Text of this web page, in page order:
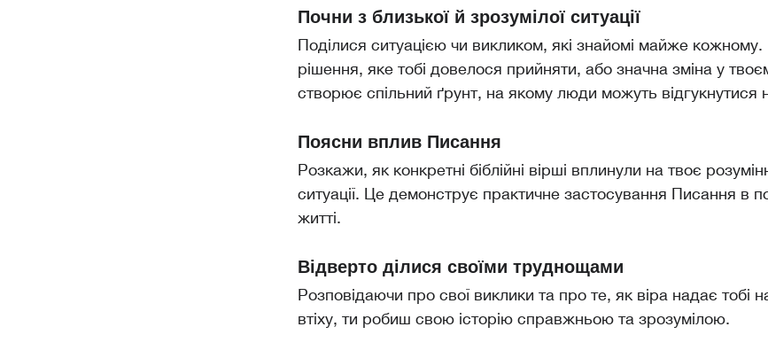
Почни з близької й зрозумілої ситуації
Поділися ситуацією чи викликом, які знайомі майже
рішення, яке тобі довелося прийняти, або значна зміна у
створює спільний ґрунт, на якому люди можуть відгукнутися
Поясни вплив Писання
Розкажи, як конкретні біблійні вірші вплинули на твоє
ситуації. Це демонструє практичне застосування Писання в
житті.
Відверто ділися своїми труднощами
Розповідаючи про свої виклики та про те, як віра надає тобі
втіху, ти робиш свою історію справжньою та зрозумілою.